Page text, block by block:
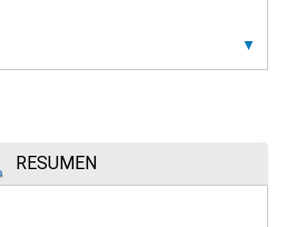
RESUMEN